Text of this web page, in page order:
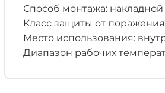
Способ монтажа: накладной
Класс защиты от
Место использования:
Диапазон рабочих